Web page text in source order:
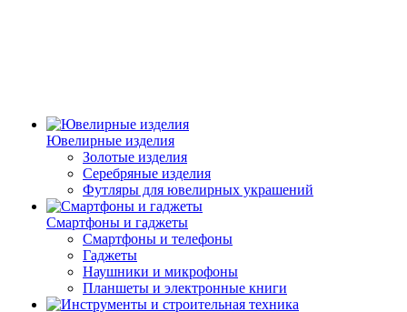
Ювелирные изделия
Золотые изделия
Серебряные изделия
Футляры для ювелирных украшений
Смартфоны и гаджеты
Смартфоны и телефоны
Гаджеты
Наушники и микрофоны
Планшеты и электронные книги